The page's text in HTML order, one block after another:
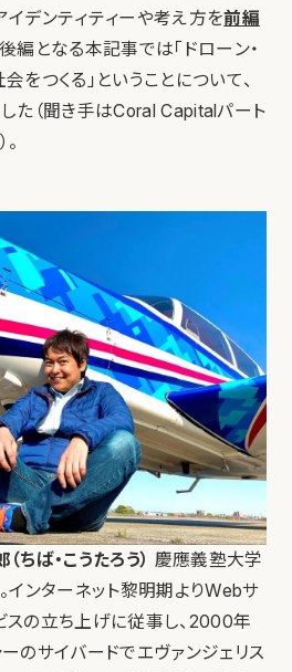
デンティティーや考え方を前編
後編となる本記事では「ドローン・
をつくる」ということについて、
た（聞き手はCoral Capitalパート
ば・こうたろう） 慶應義塾大学
インターネット黎明期よりWebサ
スの立ち上げに従事し、2000年
のサイバードでエヴァンジェリス